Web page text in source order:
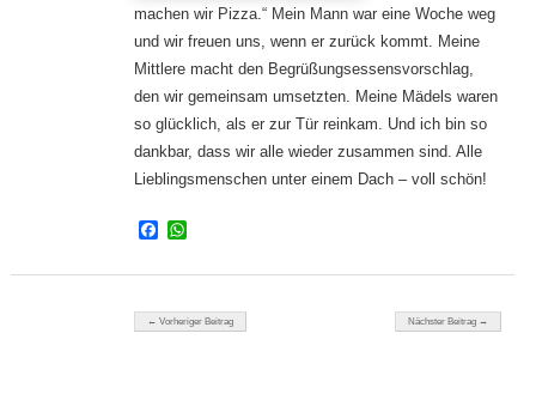
machen wir Pizza.“ Mein Mann war eine Woche weg
und wir freuen uns, wenn er zurück kommt. Meine
Mittlere macht den Begrüßungsessensvorschlag,
den wir gemeinsam umsetzten. Meine Mädels waren
so glücklich, als er zur Tür reinkam. Und ich bin so
dankbar, dass wir alle wieder zusammen sind. Alle
Lieblingsmenschen unter einem Dach – voll schön!
Facebook
WhatsApp
Beitragsnavigation
← Vorheriger Beitrag Nächster Beitrag →